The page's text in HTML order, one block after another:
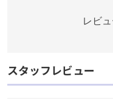
レビ
スタッフレビュー